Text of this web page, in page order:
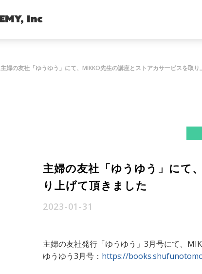
主婦の友社「ゆうゆう」にて、MIKKO先生の講座とストアカサービスを取り
主婦の友社「ゆうゆう」にて
り上げて頂きました
2023-01-31
主婦の友社発行「ゆうゆう」3月号にて、
ゆうゆう3月号： https://